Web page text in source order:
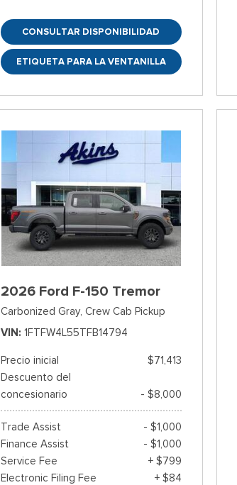
CONSULTAR DISPONIBILIDAD
ETIQUETA PARA LA VENTANILLA
2026 Ford F-150 Tremor
Carbonized Gray, Crew Cab Pickup
VIN 1FTFW4L55TFB14794
Precio inicial
$71,413
Descuento del
concesionario
- $8,000
Trade Assist
- $1,000
Finance Assist
- $1,000
Service Fee
+ $799
Electronic Filing Fee
+ $84